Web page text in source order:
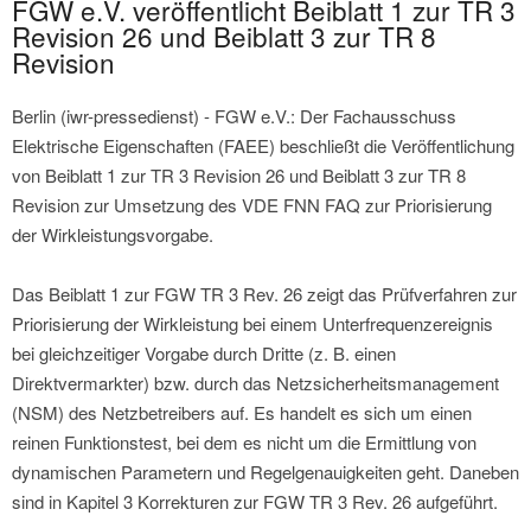
FGW e.V. veröffentlicht Beiblatt 1 zur TR 3
Revision 26 und Beiblatt 3 zur TR 8
Revision
Berlin (iwr-pressedienst) - FGW e.V.: Der Fachausschuss
Elektrische Eigenschaften (FAEE) beschließt die Veröffentlichung
von Beiblatt 1 zur TR 3 Revision 26 und Beiblatt 3 zur TR 8
Revision zur Umsetzung des VDE FNN FAQ zur Priorisierung
der Wirkleistungsvorgabe.
Das Beiblatt 1 zur FGW TR 3 Rev. 26 zeigt das Prüfverfahren zur
Priorisierung der Wirkleistung bei einem Unterfrequenzereignis
bei gleichzeitiger Vorgabe durch Dritte (z. B. einen
Direktvermarkter) bzw. durch das Netzsicherheitsmanagement
(NSM) des Netzbetreibers auf. Es handelt es sich um einen
reinen Funktionstest, bei dem es nicht um die Ermittlung von
dynamischen Parametern und Regelgenauigkeiten geht. Daneben
sind in Kapitel 3 Korrekturen zur FGW TR 3 Rev. 26 aufgeführt.